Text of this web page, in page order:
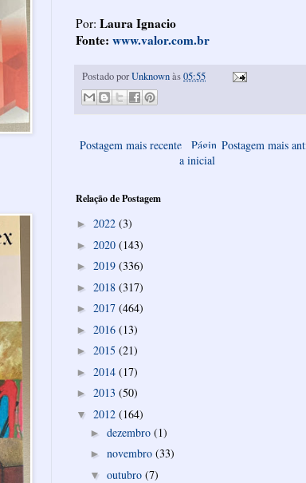
Por: Laura Ignacio
Fonte: www.valor.com.br
Postado porUnknownàs05:55
Postagem mais recente Postagem mais
Págin
a inicial
Relação de Postagem
► 2022 (3)
► 2020 (143)
► 2019 (336)
► 2018 (317)
► 2017 (464)
► 2016 (13)
► 2015 (21)
► 2014 (17)
► 2013 (50)
▼ 2012 (164)
► dezembro (1)
► novembro (33)
▼ outubro (7)